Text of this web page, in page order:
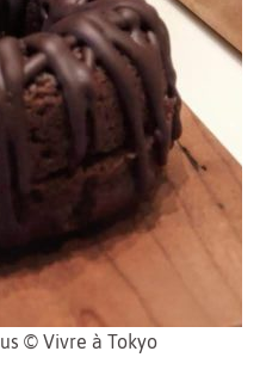
© Vivre à Tokyo